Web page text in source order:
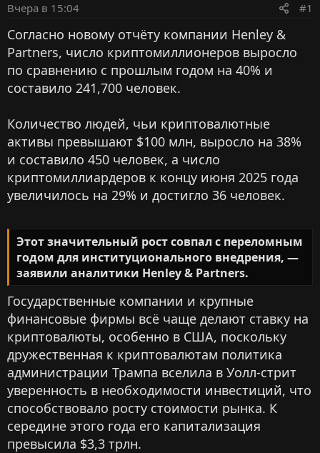
е
м
ы
а
л
Вчера в 15:04 #1
Согласно новому отчёту компании Henley &
Partners, число криптомиллионеров выросло
по сравнению с прошлым годом на 40% и
составило 241,700 человек.
Количество людей, чьи криптовалютные
активы превышают $100 млн, выросло на 38%
и составило 450 человек, а число
криптомиллиардеров к концу июня 2025 года
увеличилось на 29% и достигло 36 человек.
Этот значительный рост совпал с переломным
годом для институционального внедрения, —
заявили аналитики Henley & Partners.
Государственные компании и крупные
финансовые фирмы всё чаще делают ставку на
криптовалюты, особенно в США, поскольку
дружественная к криптовалютам политика
администрации Трампа вселила в Уолл-стрит
уверенность в необходимости инвестиций, что
способствовало росту стоимости рынка. К
середине этого года его капитализация
превысила $3,3 трлн.